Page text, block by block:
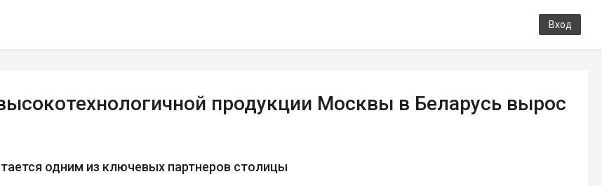
Вход
продукции Москвы в Беларусь вырос
одним из ключевых партнеров столицы